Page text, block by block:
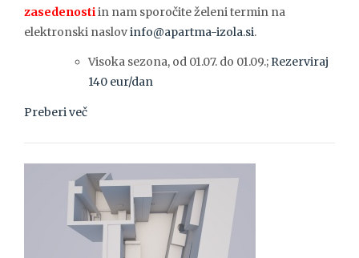
zasedenostiin nam sporočite želeni termin na
elektronski naslovinfo@apartma-izola.si.
Visoka sezona, od 01.07. do 01.09.; Rezerviraj
140 eur/dan
Preberi več